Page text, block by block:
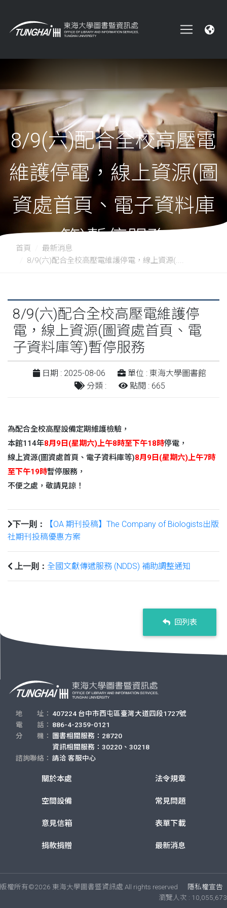
8/9(六)配合全校高壓電
維護停電，線上資源(圖
資處首頁、電子資料庫
等)暫停服務
首頁
最新消息
8/9(六)配合全校高壓電維護停電，線上資源(....
8/9(六)配合全校高壓電維護停
電，線上資源(圖資處首頁、電
子資料庫等)暫停服務
日期 : 2025-08-06
單位 : 東海大學圖書館
分類 :
點閱 : 665
為配合全校高壓設備定期維護檢驗，
本館114年8月9日(星期六)上午8時至下午18時停電，
線上資源(圖資處首頁、電子資料庫等)8月9日(星期六)上午7時
至下午19時暫停服務，
不便之處，敬請見諒！
下一則：
【OA 期刊投稿】The Company of Biologists出版
社期刊投稿優惠方案
上一則： 全國文獻傳遞服務 (NDDS) 補助調整通知
回列表
地 址： 407224 台中市西屯區臺灣大道四段1727號
電 話： 886-4-2359-0121
分 機：
圖書相關服務：28720
資訊相關服務：30220、30218
諮詢聯絡： 請洽 客服中心
關於本處
空間設備
意見信箱
捐款捐贈
法令規章
常見問題
表單下載
最新消息
版權所有©2026 東海大學圖書暨資訊處 All rights reserved
隱私權宣告
瀏覽人次 : 10,055,673